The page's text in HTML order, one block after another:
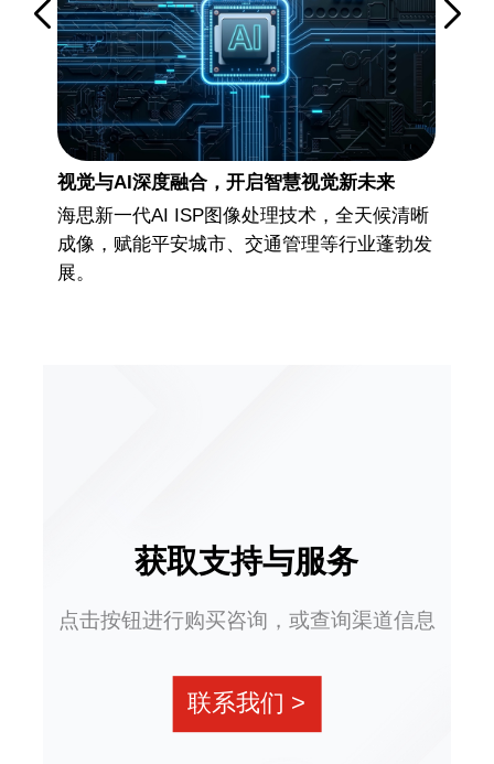
视觉与AI深度融合，开启智慧视觉新未来
海思新一代AI ISP图像处理技术，全天候清晰
成像，赋能平安城市、交通管理等行业蓬勃发
展。
获取支持与服务
点击按钮进行购买咨询，或查询渠道信息
联系我们 >